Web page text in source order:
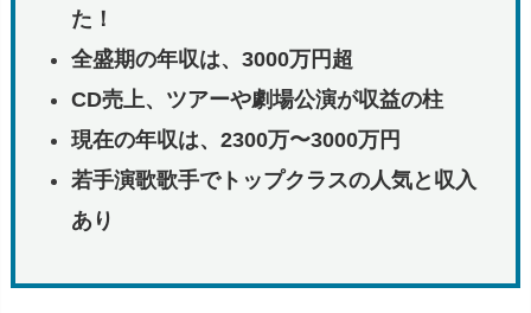
た！
全盛期の年収は、3000万円超
CD売上、ツアーや劇場公演が収益の柱
現在の年収は、2300万〜3000万円
若手演歌歌手でトップクラスの人気と収入
あり